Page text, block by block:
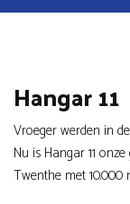
Hangar 11
Vroeger werden in
Nu is Hangar 11
Twenthe met 10.000